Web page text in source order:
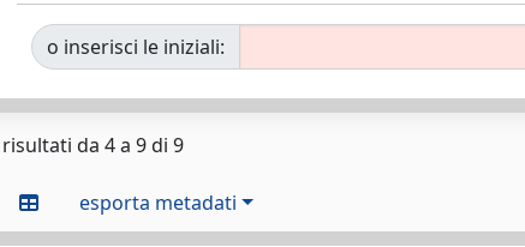
o inserisci le iniziali:
da 4 a 9 di 9
esporta metadati